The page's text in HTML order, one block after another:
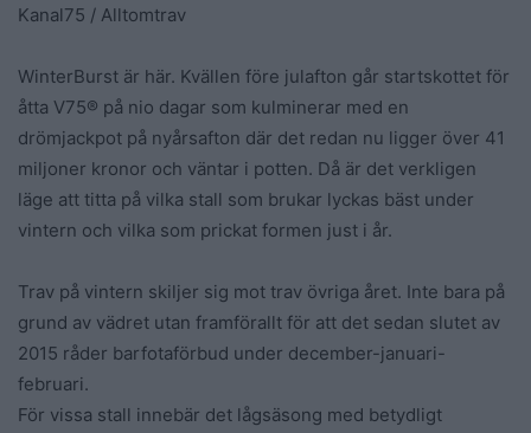
Kanal75 / Alltomtrav
WinterBurst är här. Kvällen före julafton går startskottet för
åtta V75® på nio dagar som kulminerar med en
drömjackpot på nyårsafton där det redan nu ligger över 41
miljoner kronor och väntar i potten. Då är det verkligen
läge att titta på vilka stall som brukar lyckas bäst under
vintern och vilka som prickat formen just i år.
Trav på vintern skiljer sig mot trav övriga året. Inte bara på
grund av vädret utan framförallt för att det sedan slutet av
2015 råder barfotaförbud under december-januari-
februari.
För vissa stall innebär det lågsäsong med betydligt